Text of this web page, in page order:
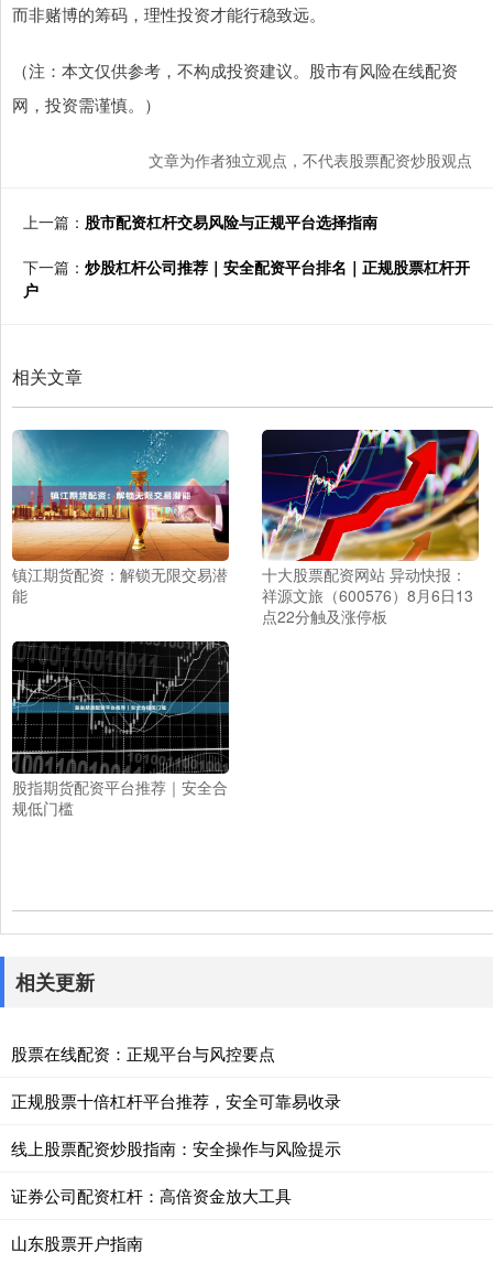
而非赌博的筹码，理性投资才能行稳致远。
（注：本文仅供参考，不构成投资建议。股市有风险在线配资
网，投资需谨慎。）
文章为作者独立观点，不代表股票配资炒股观点
上一篇： 股市配资杠杆交易风险与正规平台选择指南
下一篇： 炒股杠杆公司推荐｜安全配资平台排名｜正规股票杠杆开
户
相关文章
镇江期货配资：解锁无限交易潜
能
十大股票配资网站 异动快报：
祥源文旅（600576）8月6日13
点22分触及涨停板
股指期货配资平台推荐｜安全合
规低门槛
相关更新
股票在线配资：正规平台与风控要点
正规股票十倍杠杆平台推荐，安全可靠易收录
线上股票配资炒股指南：安全操作与风险提示
证券公司配资杠杆：高倍资金放大工具
山东股票开户指南